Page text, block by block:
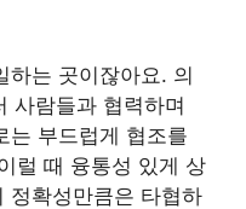
하는 곳이잖아요. 의
사람들과 협력하며
는 부드럽게 협조를
럴 때 융통성 있게 상
정확성만큼은 타협하